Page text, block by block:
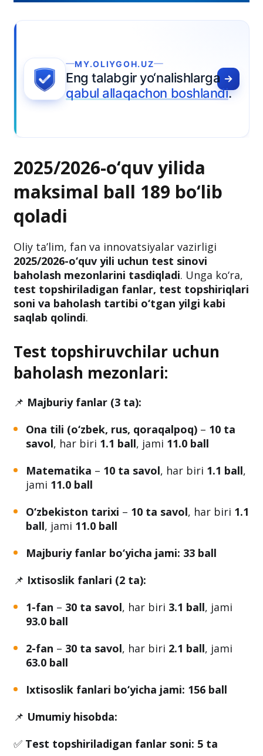
yo‘nalishlarga
allaqachon boshlandi.
2025/2026-o‘quv yilida
maksimal ball 189 bo‘lib
qoladi
Oliy ta’lim, fan va innovatsiyalar vazirligi
2025/2026-o‘quv yili uchun test sinovi
baholash mezonlarini tasdiqladi
soni va baholash tartibi o‘tgan yilgi kabi
saqlab qolindi.
baholash mezonlari:
📌Majburiy fanlar (3 ta):
Ona tili (o‘zbek, rus, qoraqalpoq)–10 ta
savol, har biri
Matematika –10 ta savol , har biri1.1 ball,
jami 11.0 ball
O‘zbekiston tarixi–10 ta savol, har biri
📌Ixtisoslik fanlari (2 ta):
1-fan – 30 ta savol , har biri 3.1 ball , jami
93.0 ball
2-fan–30 ta savol, har biri2.1 ball, jami